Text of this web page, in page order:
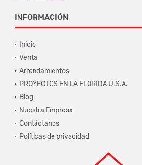
INFORMACIÓN
Inicio
Venta
Arrendamientos
PROYECTOS EN LA FLORIDA U.S.A.
Blog
Nuestra Empresa
Contáctanos
Políticas de privacidad